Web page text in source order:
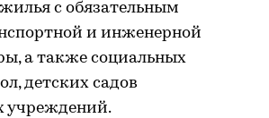
с обязательным
и инженерной
а также социальных
детских садов
учреждений.